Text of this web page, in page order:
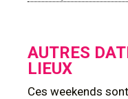
AUTRES
LIEUX
Ces weekends